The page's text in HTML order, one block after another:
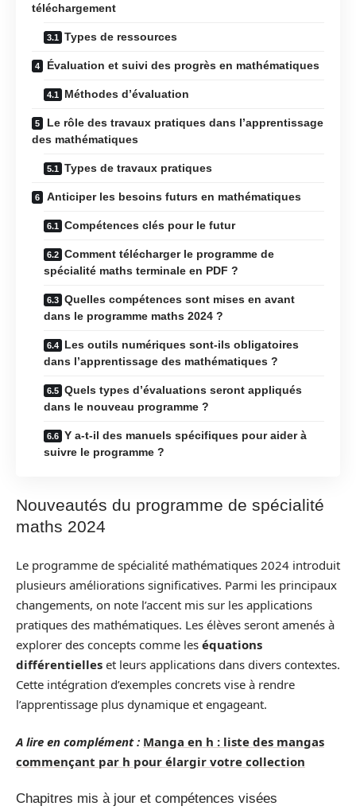
téléchargement
Types de ressources
Évaluation et suivi des progrès en mathématiques
Méthodes d’évaluation
Le rôle des travaux pratiques dans l’apprentissage
des mathématiques
Types de travaux pratiques
Anticiper les besoins futurs en mathématiques
Compétences clés pour le futur
Comment télécharger le programme de
spécialité maths terminale en PDF ?
Quelles compétences sont mises en avant
dans le programme maths 2024 ?
Les outils numériques sont-ils obligatoires
dans l’apprentissage des mathématiques ?
Quels types d’évaluations seront appliqués
dans le nouveau programme ?
Y a-t-il des manuels spécifiques pour aider à
suivre le programme ?
Nouveautés du programme de spécialité
maths 2024
Le programme de spécialité mathématiques 2024 introduit
plusieurs améliorations significatives. Parmi les principaux
changements, on note l’accent mis sur les applications
pratiques des mathématiques. Les élèves seront amenés à
explorer des concepts comme les équations
différentielles et leurs applications dans divers contextes.
Cette intégration d’exemples concrets vise à rendre
l’apprentissage plus dynamique et engageant.
A lire en complément : Manga en h : liste des mangas
commençant par h pour élargir votre collection
Chapitres mis à jour et compétences visées